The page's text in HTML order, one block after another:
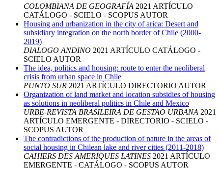
COLOMBIANA DE GEOGRAFÍA 2021 ARTÍCULO
CATÁLOGO - SCIELO - SCOPUS AUTOR
Housing and urbanization in the city of arica: Desert and
subsidiary integration on the north border of Chile (2000-
2019)
DIALOGO ANDINO 2021 ARTÍCULO CATÁLOGO -
SCIELO AUTOR
The idea, politics and housing: route to enter the neoliberal
crisis from urban space in Chile
PUNTO SUR 2021 ARTÍCULO DIRECTORIO AUTOR
Organization of land market and location subsidies of housing
as solutions in neoliberal politics in Chile and Mexico
URBE-REVISTA BRASILEIRA DE GESTAO URBANA 2021
ARTÍCULO EMERGENTE - DIRECTORIO - SCIELO -
SCOPUS AUTOR
The contradictions of the production of nature in the areas of
social housing in Chilean lake and river cities (2011-2018)
CAHIERS DES AMERIQUES LATINES 2021 ARTÍCULO
EMERGENTE - CATÁLOGO - SCOPUS AUTOR